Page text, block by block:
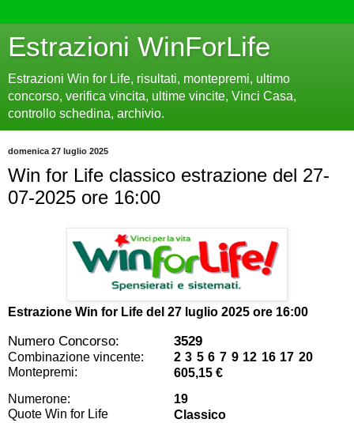
Estrazioni WinForLife
Estrazioni Win for Life, risultati, montepremi, ultimo
concorso, verifica vincita, ultime vincite, Vinci Casa,
controllo schedina, archivio.
domenica 27 luglio 2025
Win for Life classico estrazione del 27-
07-2025 ore 16:00
Estrazione Win for Life del 27 luglio 2025 ore 16:00
Numero Concorso: 3529
Combinazione vincente:
2 3 5 6 7 9 12 16 17 20
Montepremi:
605,15 €
Numerone:
19
Quote Win for Life
Classico